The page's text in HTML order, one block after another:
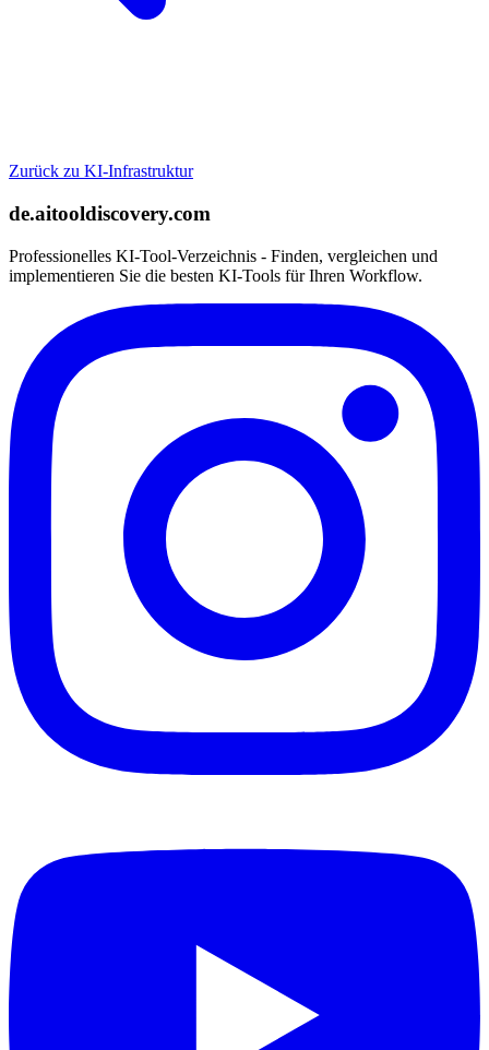
Zurück zu KI-Infrastruktur
de.aitooldiscovery.com
Professionelles KI-Tool-Verzeichnis - Finden, vergleichen und
implementieren Sie die besten KI-Tools für Ihren Workflow.